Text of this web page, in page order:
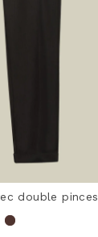
double pinces